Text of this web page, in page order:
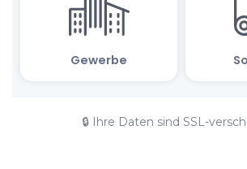
🔒 Ihre Daten sind SSL-